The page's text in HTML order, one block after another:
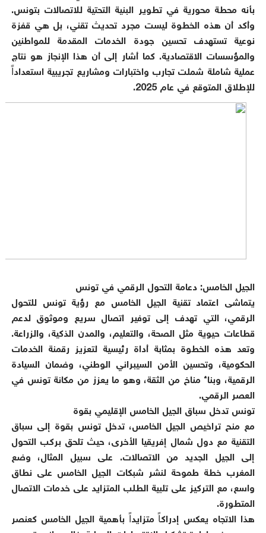
بأنه محطة محورية في تطوير البنية التحتية للاتصالات بتونس.
وأكد أن هذه الخطوة ليست مجرد تحديث تقني، بل هي قفزة
نوعية تستهدف تحسين جودة الخدمات المقدمة للمواطنين
والمؤسسات الاقتصادية. كما أشار إلى أن هذا الإنجاز هو نتاج
عملية شاملة شملت تجارب واختبارات ومشاريع تجريبية استعداداً
للإطلاق المتوقع في عام 2025.
الجيل الخامس: دعامة التحول الرقمي في تونس
يتماشى اعتماد تقنية الجيل الخامس مع رؤية تونس للتحول
الرقمي، التي تهدف إلى توفير اتصال سريع وموثوق لدعم
قطاعات حيوية مثل الصحة، والتعليم، والمدن الذكية، والزراعة.
وتعد هذه الخطوة بمثابة أداة رئيسية لتعزيز رقمنة الخدمات
الحكومية، وتحسين الأمن السيبراني الوطني، وضمان السيادة
الرقمية، وبناء مناخ من الثقة، وهو ما يعزز من مكانة تونس في
العصر الرقمي.
تونس تدخل سباق الجيل الخامس الإقليمي بقوة
مع منح تراخيص الجيل الخامس، تدخل تونس بقوة إلى سباق
التقنية مع دول شمال إفريقيا الأخرى، حيث تلحق بركب التحول
إلى الجيل الجديد من الاتصالات. على سبيل المثال، وضع
المغرب خطة طموحة لنشر شبكات الجيل الخامس على نطاق
واسع، مع التركيز على تلبية الطلب المتزايد على خدمات الاتصال
المتطورة.
هذا الاتجاه يعكس إدراكاً متزايداً بأهمية الجيل الخامس كعنصر